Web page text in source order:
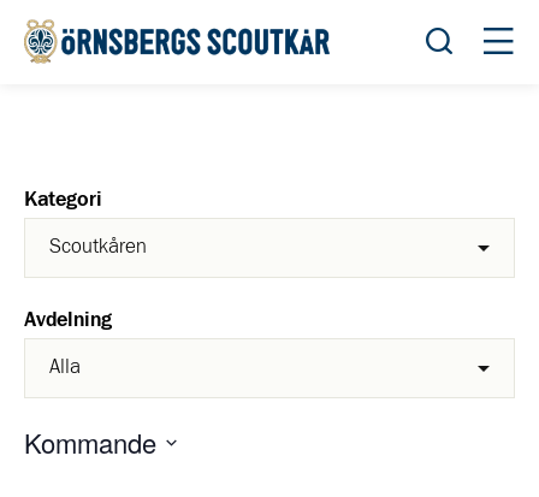
Öppna
Kategori
Avdelning
Kommande